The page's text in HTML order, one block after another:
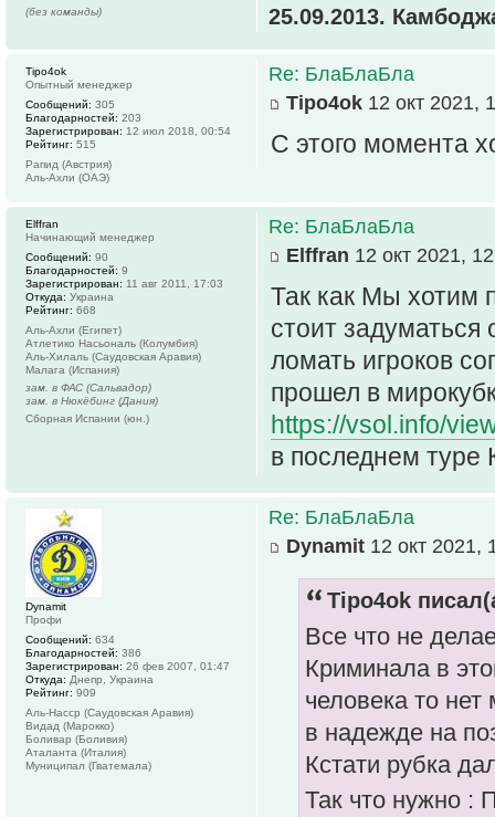
25.09.2013.
(без команды)
Re: БлаБлаБла
Tipo4ok 12 окт 2021,
С этого момента
Tipo4ok
Опытный менеджер
Сообщений: 305
Благодарностей: 203
Зарегистрирован: 12 июл 2018, 00:54
Рейтинг: 515
Рапид (Австрия)
Аль-Ахли (ОАЭ)
Re: БлаБлаБла
Elffran 12 окт 2021,
Так как Мы хотим
стоит
ломать игроков
прошел в
https://vsol.info/
в последнем туре
Elffran
Начинающий менеджер
Сообщений: 90
Благодарностей: 9
Зарегистрирован: 11 авг 2011, 17:03
Откуда: Украина
Рейтинг: 668
Аль-Ахли (Египет)
Атлетико Насьональ (Колумбия)
Аль-Хилаль (Саудовская Аравия)
Малага (Испания)
зам. в ФАС (Сальвадор)
зам. в Нюкёбинг (Дания)
Сборная Испании (юн.)
Re: БлаБлаБла
Dynamit 12 окт 2021,
Tipo4ok
Все что не
Криминала в
человека то
в надежде на
Кстати рубка
Так что нужно :
Dynamit
Профи
Сообщений: 634
Благодарностей: 386
Зарегистрирован: 26 фев 2007, 01:47
Откуда: Днепр, Украина
Рейтинг: 909
Аль-Насср (Саудовская Аравия)
Видад (Марокко)
Боливар (Боливия)
Аталанта (Италия)
Муниципал (Гватемала)